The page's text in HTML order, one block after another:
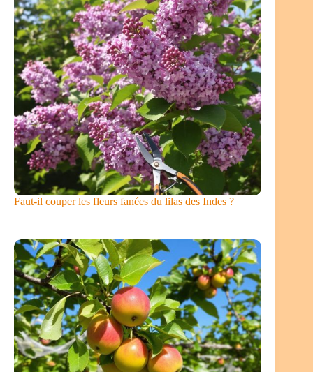
Faut-il couper les fleurs fanées du lilas des Indes ?